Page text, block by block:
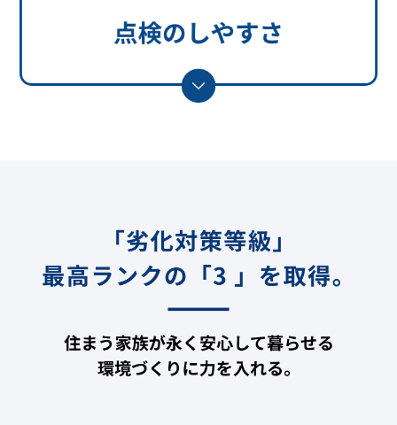
サイトマップ
プライバシーポリシー
TEL06-6623-7021
土・日・祝日も休まず営業しております。